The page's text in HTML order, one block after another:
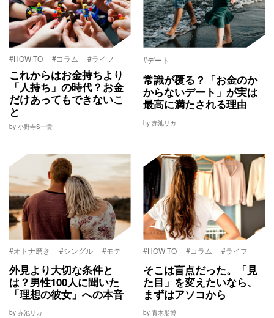
#HOW TO #コラム #ライフ
これからはお金持ちより
「人持ち」の時代？お金
だけあってもできないこ
と
by 小野寺S一貴
#デート
常識が覆る？「お金のか
からないデート」が実は
最高に満たされる理由
by 赤池リカ
#オトナ磨き #シングル #モテ
外見より大切な条件と
は？男性100人に聞いた
「理想の彼女」への本音
by 赤池リカ
#HOW TO #コラム #ライフ
そこは盲点だった。「見
た目」を変えたいなら、
まずはアソコから
by 青木朋博